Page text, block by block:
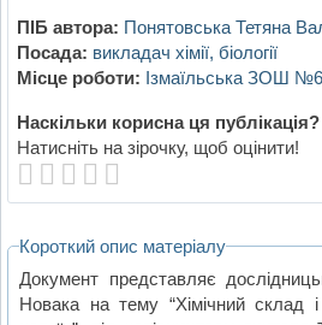
ПІБ автора: Понятовська Тетяна
Посада: викладач хімії, біології
Місце роботи: Ізмаїльська ЗОШ
Наскільки корисна ця публікація?
Натисніть на зірочку, щоб оцінити!
Короткий опис матеріалу
Документ представляє
Новака на тему “Хімічний склад і